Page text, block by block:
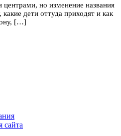
центрами, но изменение названия
дети оттуда приходят и как
[…]
сайта